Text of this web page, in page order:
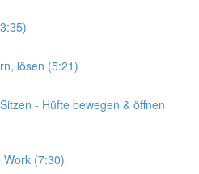
lösen (5:21)
- Hüfte bewegen & öffnen
(7:30)